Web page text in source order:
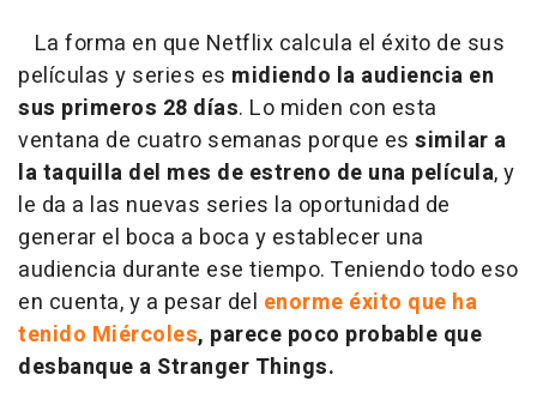
La forma en que Netflix calcula el éxito de sus
películas y series es midiendo la audiencia en
sus primeros 28 días. Lo miden con esta
ventana de cuatro semanas porque es similar a
la taquilla del mes de estreno de una película, y
le da a las nuevas series la oportunidad de
generar el boca a boca y establecer una
audiencia durante ese tiempo. Teniendo todo eso
en cuenta, y a pesar del enorme éxito que ha
tenido Miércoles, parece poco probable que
desbanque a Stranger Things.